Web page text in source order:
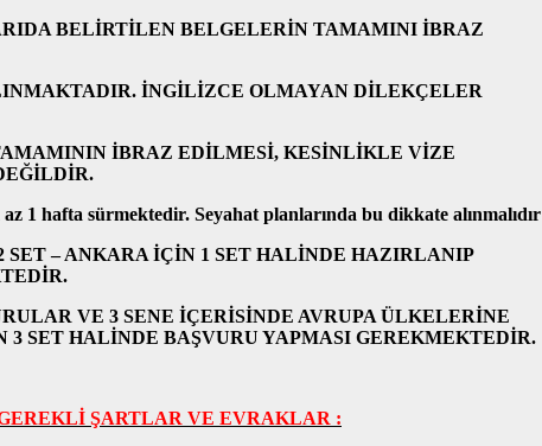
BELİRTİLEN BELGELERİN TAMAMINI İBRAZ
İNGİLİZCE OLMAYAN DİLEKÇELER
İBRAZ EDİLMESİ, KESİNLİKLE VİZE
1 hafta sürmektedir. Seyahat planlarında bu dikkate alınmalıdır
– ANKARA İÇİN 1 SET HALİNDE HAZIRLANIP
VE 3 SENE İÇERİSİNDE AVRUPA ÜLKELERİNE
3 SET HALİNDE BAŞVURU YAPMASI GEREKMEKTEDİR.
ŞARTLAR VE EVRAKLAR :